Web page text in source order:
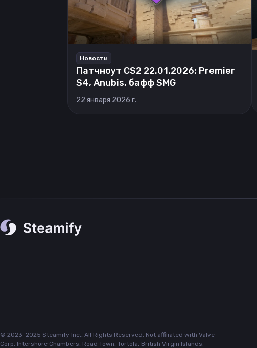
Новости
Патчноут CS2 22.01.2026: Premier
S4, Anubis, бафф SMG
22 января 2026 г.
© 2023-2025 Steamify Inc., All Rights Reserved. Not affiliated with Valve
Corp. Intershore Chambers, Road Town, Tortola, British Virgin Islands.